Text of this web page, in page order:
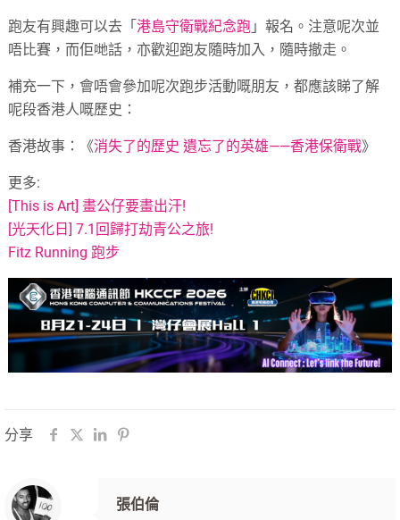
跑友有興趣可以去「港島守衛戰紀念跑 」報名。注意呢次並
唔比賽，而佢哋話， 亦歡迎跑友隨時加入，隨時撤走。
補充一下，會唔會參加呢次跑步活動嘅朋友，都應該睇了解
呢段香港人嘅歷史：
香港故事：《消失了的歷史 遺忘了的英雄——香港保衛戰》
更多:
[This is Art] 畫公仔要畫出汗!
[光天化日] 7.1回歸打劫青公之旅!
Fitz Running 跑步
分享
張伯倫